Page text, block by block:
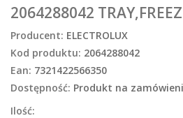
2064288042
Producent: ELECTROLUX
Kod produktu: 2064288042
Ean: 7321422566350
Dostępność: Produkt na
Ilość: